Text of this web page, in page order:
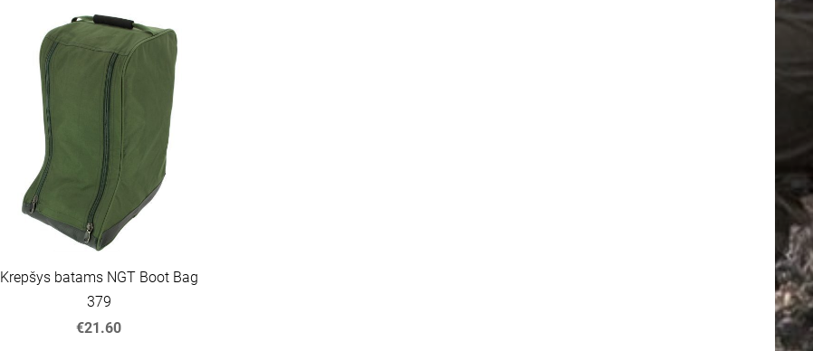
Krepšys batams NGT Boot Bag
379
€21.60